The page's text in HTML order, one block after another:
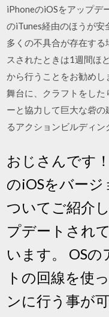
iPhoneのiOSをアップデ
のiTunes経由のほうが安
多くの不具合が存在す
スされたときは1週間ほ
から行うことをお勧め
舞台に、クラフトをし
ーと協力して巨大な砦
るアクションビルディン
おじさんです
のiOSをバー
ついてご紹介
プデートされ
います。 OS
トの回線を使
ンに行う事が可